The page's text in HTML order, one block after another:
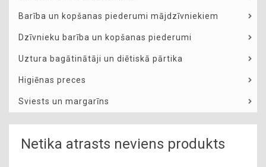
Barība un kopšanas piederumi mājdzīvniekiem
Dzīvnieku barība un kopšanas piederumi
Uztura bagātinātāji un diētiskā pārtika
Higiēnas preces
Sviests un margarīns
Netika atrasts neviens produkts